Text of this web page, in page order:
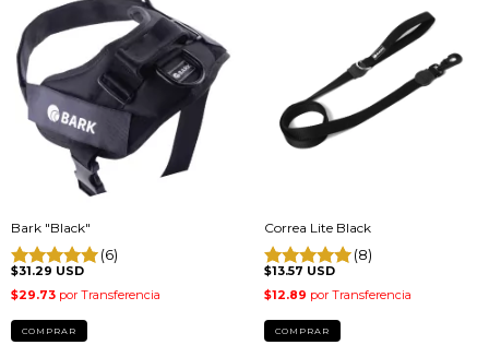
Bark "Black"
(6)
$31.29 USD
COMPRAR
Correa Lite Black
(8)
$13.57 USD